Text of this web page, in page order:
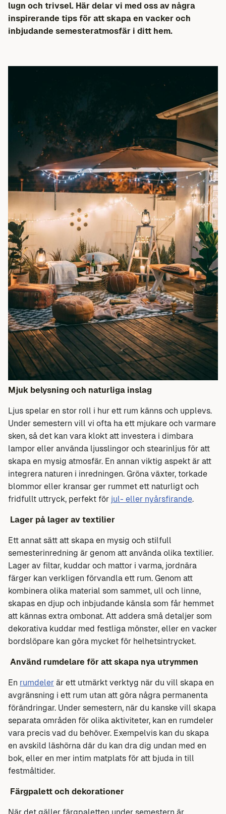
lugn och trivsel. Här delar vi med oss av några
inspirerande tips för att skapa en vacker och
inbjudande semesteratmosfär i ditt hem.
Mjuk belysning och naturliga inslag
Ljus spelar en stor roll i hur ett rum känns och upplevs.
Under semestern vill vi ofta ha ett mjukare och varmare
sken, så det kan vara klokt att investera i dimbara
lampor eller använda ljusslingor och stearinljus för att
skapa en mysig atmosfär. En annan viktig aspekt är att
integrera naturen i inredningen. Gröna växter, torkade
blommor eller kransar ger rummet ett naturligt och
fridfullt uttryck, perfekt för jul- eller nyårsfirande.
Lager på lager av textilier
Ett annat sätt att skapa en mysig och stilfull
semesterinredning är genom att använda olika textilier.
Lager av filtar, kuddar och mattor i varma, jordnära
färger kan verkligen förvandla ett rum. Genom att
kombinera olika material som sammet, ull och linne,
skapas en djup och inbjudande känsla som får hemmet
att kännas extra ombonat. Att addera små detaljer som
dekorativa kuddar med festliga mönster, eller en vacker
bordslöpare kan göra mycket för helhetsintrycket.
Använd rumdelare för att skapa nya utrymmen
En rumdeler är ett utmärkt verktyg när du vill skapa en
avgränsning i ett rum utan att göra några permanenta
förändringar. Under semestern, när du kanske vill skapa
separata områden för olika aktiviteter, kan en rumdeler
vara precis vad du behöver. Exempelvis kan du skapa
en avskild läshörna där du kan dra dig undan med en
bok, eller en mer intim matplats för att bjuda in till
festmåltider.
Färgpalett och dekorationer